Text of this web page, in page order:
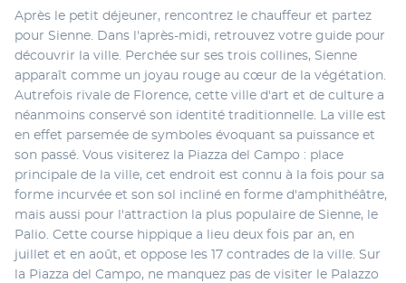
Après le petit déjeuner, rencontrez le chauffeur et partez
pour Sienne. Dans l'après-midi, retrouvez votre guide pour
découvrir la ville. Perchée sur ses trois collines, Sienne
apparaît comme un joyau rouge au cœur de la végétation.
Autrefois rivale de Florence, cette ville d'art et de culture a
néanmoins conservé son identité traditionnelle. La ville est
en effet parsemée de symboles évoquant sa puissance et
son passé. Vous visiterez la Piazza del Campo : place
principale de la ville, cet endroit est connu à la fois pour sa
forme incurvée et son sol incliné en forme d'amphithéâtre,
mais aussi pour l'attraction la plus populaire de Sienne, le
Palio. Cette course hippique a lieu deux fois par an, en
juillet et en août, et oppose les 17 contrades de la ville. Sur
la Piazza del Campo, ne manquez pas de visiter le Palazzo